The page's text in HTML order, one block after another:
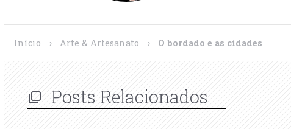
Início › Arte & Artesanato › O bordado e as cidades
Posts Relacionados